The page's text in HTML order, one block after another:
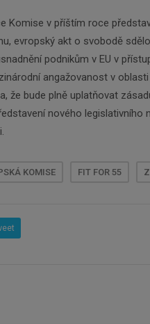
Komise v příštím roce
evropský akt o svobodě
podnikům v EU v
angažovanost v
že bude plně uplatňovat
nového legislativního
KOMISE FIT FOR 55